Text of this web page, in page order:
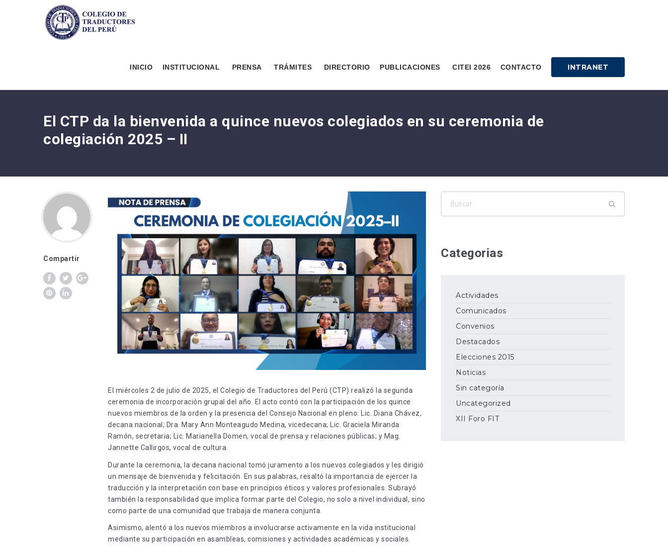
INICIO INSTITUCIONAL PRENSA TRÁMITES DIRECTORIO PUBLICACIONES CITEI 2026 CONTACTO INTRANET
El CTP da la bienvenida a quince nuevos colegiados en su ceremonia de
colegiación 2025 – II
Compartir
El miércoles 2 de julio de 2025, el Colegio de Traductores del Perú (CTP) realizó la segunda
ceremonia de incorporación grupal del año. El acto contó con la participación de los quince
nuevos miembros de la orden y la presencia del Consejo Nacional en pleno: Lic. Diana Chávez,
decana nacional; Dra. Mary Ann Monteagudo Medina, vicedecana; Lic. Graciela Miranda
Ramón, secretaria; Lic. Marianella Domen, vocal de prensa y relaciones públicas; y Mag.
Jannette Callirgos, vocal de cultura.
Durante la ceremonia, la decana nacional tomó juramento a los nuevos colegiados y les dirigió
un mensaje de bienvenida y felicitación. En sus palabras, resaltó la importancia de ejercer la
traducción y la interpretación con base en principios éticos y valores profesionales. Subrayó
también la responsabilidad que implica formar parte del Colegio, no solo a nivel individual, sino
como parte de una comunidad que trabaja de manera conjunta.
Asimismo, alentó a los nuevos miembros a involucrarse activamente en la vida institucional
mediante su participación en asambleas, comisiones y actividades académicas y sociales.
Categorias
Actividades
Comunicados
Convenios
Destacados
Elecciones 2015
Noticias
Sin categoría
Uncategorized
XII Foro FIT